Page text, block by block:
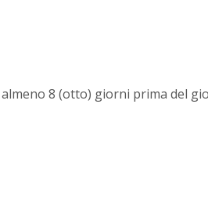
8 (otto) giorni prima del